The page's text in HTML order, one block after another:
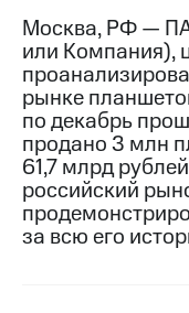
Контакты
Медиа-центр
Пресс-
релизы
МТС
о
Достижения
Интервью
Москва, РФ —
или Компания),
рынке
по декабрь
продано 3 млн
61,7 млрд
российский
за всю его